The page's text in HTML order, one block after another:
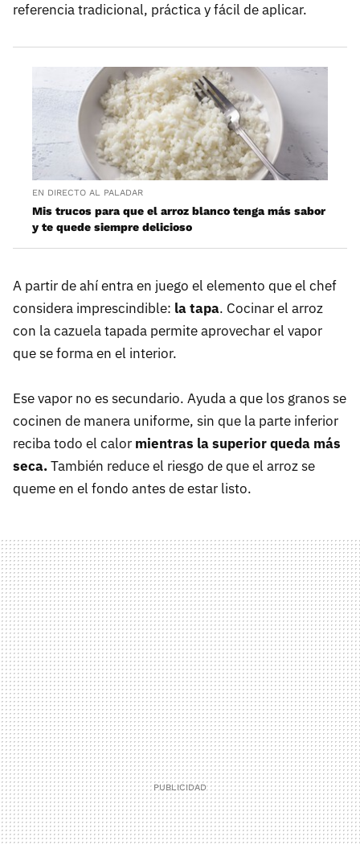
referencia tradicional, práctica y fácil de aplicar.
EN DIRECTO AL PALADAR
Mis trucos para que el arroz blanco tenga más sabor
y te quede siempre delicioso
A partir de ahí entra en juego el elemento que el chef
considera imprescindible: la tapa. Cocinar el arroz
con la cazuela tapada permite aprovechar el vapor
que se forma en el interior.
Ese vapor no es secundario. Ayuda a que los granos se
cocinen de manera uniforme, sin que la parte inferior
reciba todo el calor mientras la superior queda más
seca.También reduce el riesgo de que el arroz se
queme en el fondo antes de estar listo.